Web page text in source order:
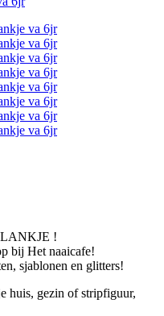
!
bij Het naaicafe!
sjablonen en glitters!
huis, gezin of stripfiguur,